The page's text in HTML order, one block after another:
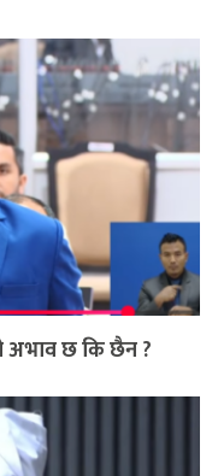
अभाव छ कि छैन ?